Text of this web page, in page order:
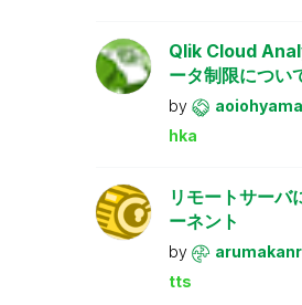
Qlik Cloud
ータ制限につい
by aoiohyama
hka
リモートサーバ
ーネント
by
tts